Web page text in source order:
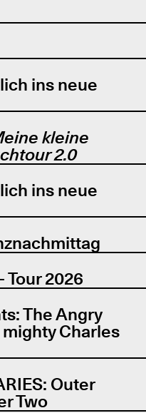
ins neue
kleine
2.0
ins neue
Tour 2026
The Angry
mighty Charles
Outer
Two